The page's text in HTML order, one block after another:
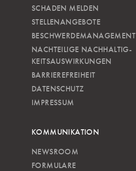
SCHADEN MELDEN
STELLENANGEBOTE
BESCHWERDEMANAGEMENT
NACHTEILIGE NACH­HALTIG­
KEITSAUSWIRKUNGEN
BARRIEREFREIHEIT
DATENSCHUTZ
IMPRESSUM
KOMMUNIKATION
NEWSROOM
FORMULARE